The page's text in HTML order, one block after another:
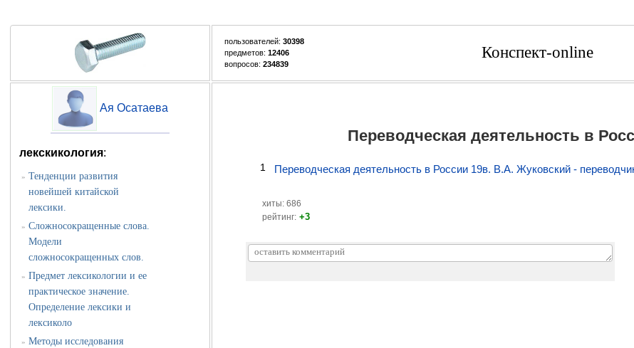
пользователей: 30398
предметов: 12406
вопросов: 234839
Конспект-online
Ая Осатаева
лекскикология:
» Тенденции развития
новейшей китайской
лексики.
» Сложносокращенные слова.
Модели
сложносокращенных слов.
» Предмет лексикологии и ее
практическое значение.
Определение лексики и
лексиколо
» Методы исследования
Переводческая деятельность в
1 Переводческая деятельность в России 19в. В.А. Жуковский -
хиты: 686
рейтинг: +3